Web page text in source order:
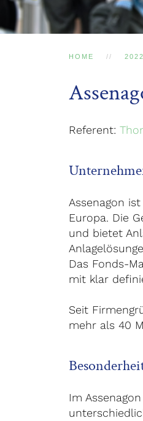
HOME
Referent:
Assenagon
Europa. Die
und bietet
Das Fonds-
mit klar
Seit
mehr als 40
Im